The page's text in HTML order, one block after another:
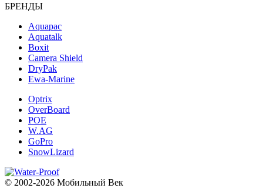
БРЕНДЫ
Aquapac
Aquatalk
Boxit
Camera Shield
DryPak
Ewa-Marine
Optrix
OverBoard
POE
W.AG
GoPro
SnowLizard
© 2002-2026 Мобильный Век